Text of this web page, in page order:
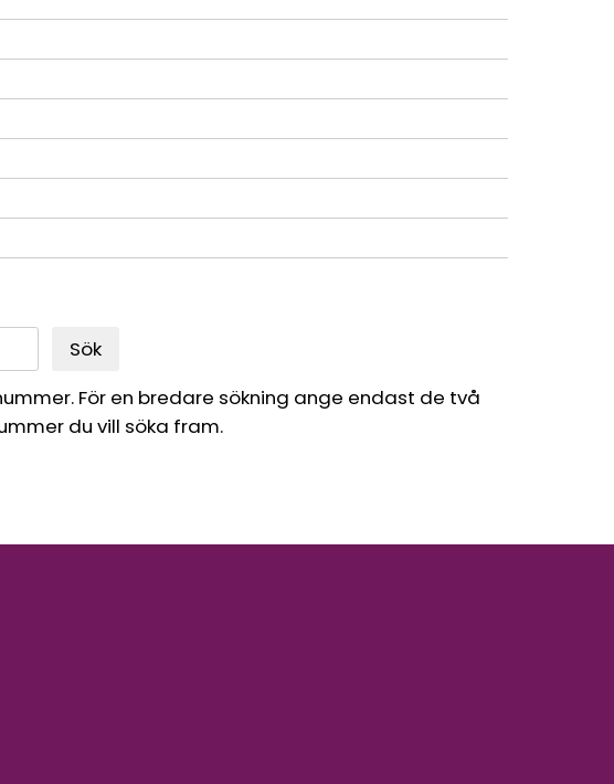
Sök
För en bredare sökning ange endast de två
du vill söka fram.